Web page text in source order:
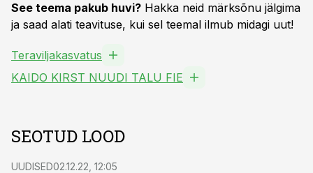
See teema pakub huvi? Hakka neid märksõnu jälgima
ja saad alati teavituse, kui sel teemal ilmub midagi uut!
Teraviljakasvatus
KAIDO KIRST NUUDI TALU FIE
SEOTUD LOOD
UUDISED02.12.22, 12:05